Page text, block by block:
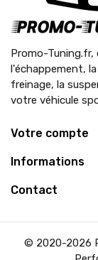
Promo-
l'échappement,
freinage, la
votre véhicule
Votre compte
Informations
Contact
© 2020-2026